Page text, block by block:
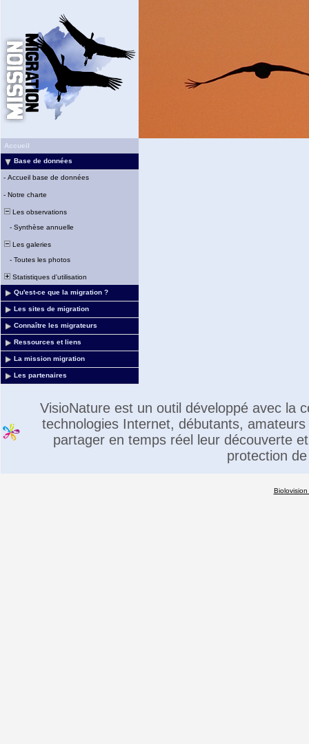
Accueil
Base de données
- Accueil base de données
- Notre charte
Les observations
- Synthèse annuelle
Les galeries
- Toutes les photos
Statistiques d'utilisation
Qu'est-ce que la migration ?
Les sites de migration
Connaître les migrateurs
Ressources et liens
La mission migration
Les partenaires
VisioNature est un outil développé avec la
technologies Internet, débutants,
partager en temps réel leur découverte
protection
Biolovision